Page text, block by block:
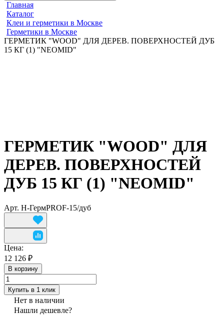
Главная
Каталог
Клеи и герметики в Москве
Герметики в Москве
ГЕРМЕТИК "WOOD" ДЛЯ ДЕРЕВ. ПОВЕРХНОСТЕЙ ДУБ
15 КГ (1) "NEOMID"
ГЕРМЕТИК "WOOD" ДЛЯ
ДЕРЕВ. ПОВЕРХНОСТЕЙ
ДУБ 15 КГ (1) "NEOMID"
Арт. Н-ГермPROF-15/дуб
Цена:
12 126 ₽
В корзину
Купить в 1 клик
Нет в наличии
Нашли дешевле?